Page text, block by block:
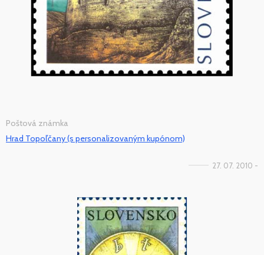
Poštová známka
Hrad Topoľčany (s personalizovaným kupónom)
27. 07. 2010 -